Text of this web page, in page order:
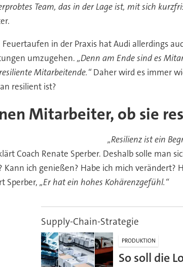
Team, das in der Lage ist, mit sich
in der Praxis hat Audi allerdings
umzugehen. „Denn am Ende sind es
Mitarbeitende.“Daher wird es immer
resilient ist?
Mitarbeiter, ob sie
„Resilienz ist ein
Coach Renate Sperber. Deshalb solle man
Kann ich genießen? Habe ich mich verändert?
Sperber, „Er hat ein hohes Kohärenzgefühl.“
Supply-Chain-Strategie
PRODUKTION
So soll die